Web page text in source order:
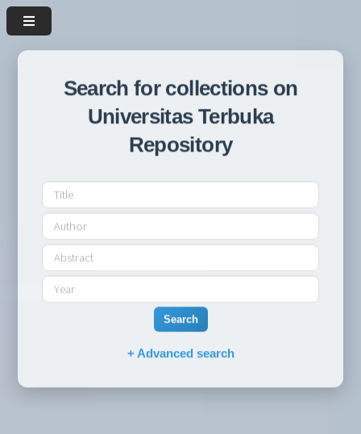
Search for collections on
Universitas Terbuka
Repository
Search
+ Advanced search